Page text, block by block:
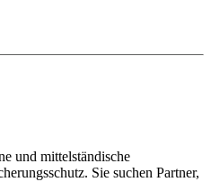
und mittelständische
Sie suchen Partner,